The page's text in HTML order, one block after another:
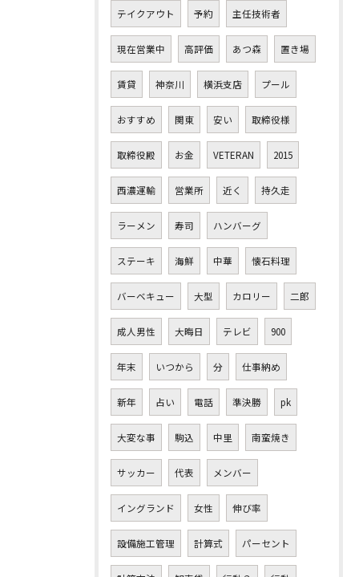
テイクアウト 予約 主任技術者
現在営業中 高評価 あつ森 置き場
賃貸 神奈川 横浜支店 プール
おすすめ 関東 安い 取締役様
取締役殿 お金 VETERAN 2015
西濃運輸 営業所 近く 持久走
ラーメン 寿司 ハンバーグ
ステーキ 海鮮 中華 懐石料理
バーベキュー 大型 カロリー 二郎
成人男性 大晦日 テレビ 900
年末 いつから 分 仕事納め
新年 占い 電話 準決勝 pk
大変な事 駒込 中里 南蛮焼き
サッカー 代表 メンバー
イングランド 女性 伸び率
設備施工管理 計算式 パーセント